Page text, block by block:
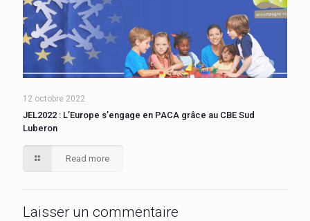
12 octobre 2022
JEL2022 : L’Europe s’engage en PACA grâce au CBE Sud
Luberon
Read more
Laisser un commentaire